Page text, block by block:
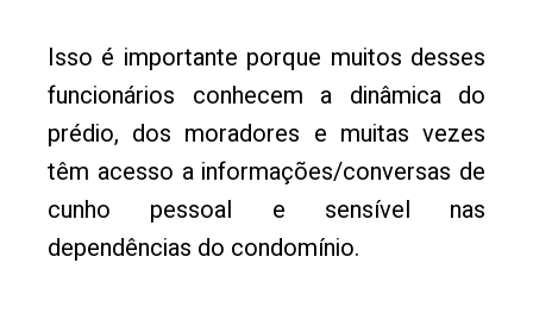
Isso é importante porque muitos desses
funcionários conhecem a dinâmica do
prédio, dos moradores e muitas vezes
têm acesso a informações/conversas de
cunho pessoal e sensível nas
dependências do condomínio.